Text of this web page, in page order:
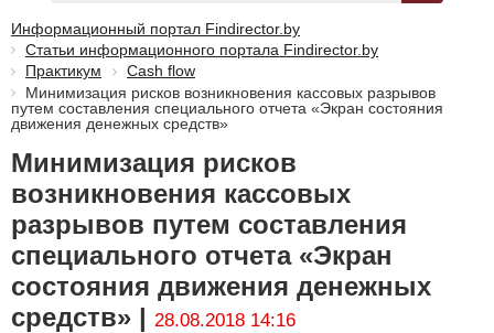
Информационный портал Findirector.by
Статьи информационного портала Findirector.by
Практикум
Cash flow
Минимизация рисков возникновения кассовых разрывов
путем составления специального отчета «Экран состояния
движения денежных средств»
Минимизация рисков
возникновения кассовых
разрывов путем составления
специального отчета «Экран
состояния движения денежных
средств» | 28.08.2018 14:16